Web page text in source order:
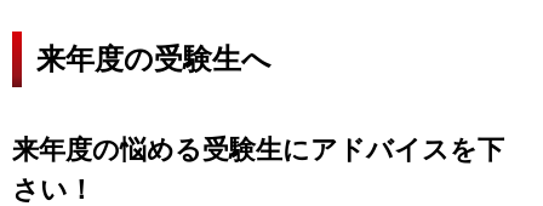
来年度の受験生へ
来年度の悩める受験生にアドバイスを下
さい！